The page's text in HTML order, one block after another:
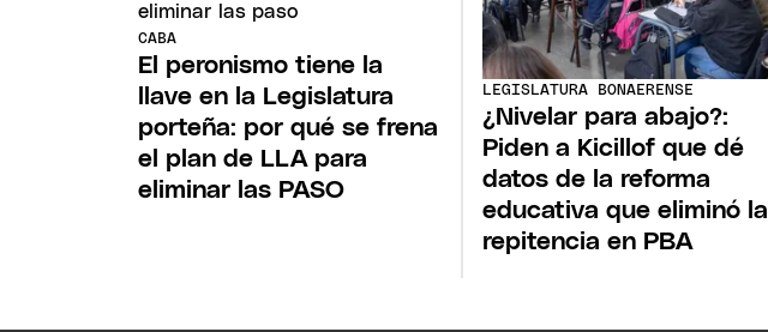
CABA
El peronismo tiene la
llave en la Legislatura
porteña: por qué se frena
el plan de LLA para
eliminar las PASO
LEGISLATURA BONAERENSE
¿Nivelar para abajo?:
Piden a Kicillof que dé
datos de la reforma
educativa que eliminó la
repitencia en PBA